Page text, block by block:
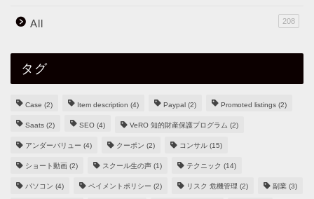
All 208
タグ
Case (2) Item description (4) Paypal (2) Promoted listings (2)
Saats (2) SEO (4) VeRO 知的財産保護プログラム (2)
アンダーバリュー (4) クーポン (2) コンサル (15)
ショート動画 (2) スクール生の声 (1) テクニック (14)
パソコン (4) ペイメントポリシー (2) リスク 危機管理 (2) 副業 (3)